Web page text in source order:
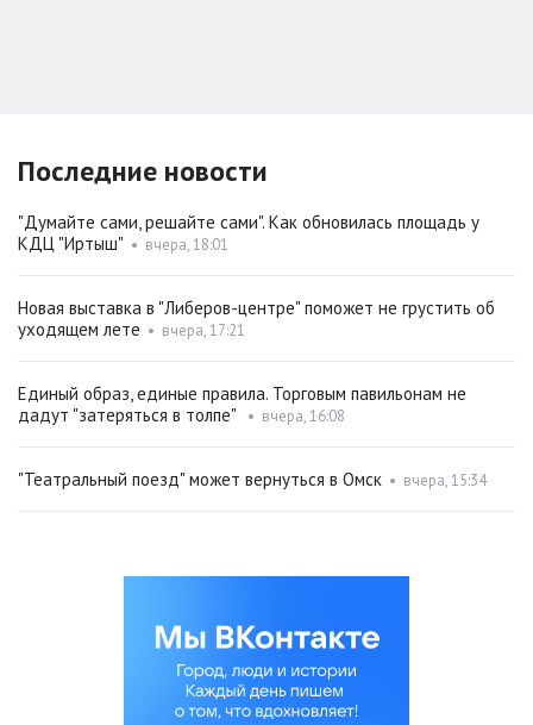
Последние новости
"Думайте сами, решайте сами". Как обновилась площадь у
КДЦ "Иртыш" • вчера, 18:01
Новая выставка в "Либеров-центре" поможет не грустить об
уходящем лете • вчера, 17:21
Единый образ, единые правила. Торговым павильонам не
дадут "затеряться в толпе"
• вчера, 16:08
"Театральный поезд" может вернуться в Омск • вчера, 15:34